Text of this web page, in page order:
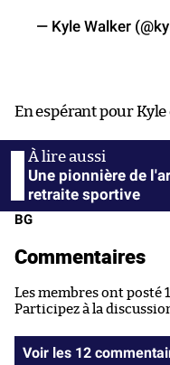
— Kyle Walker
En espérant pour Kyle
Une pionnière de
retraite sportive
BG
Commentaires
Les membres ont posté
Participez à la
Voir les 12